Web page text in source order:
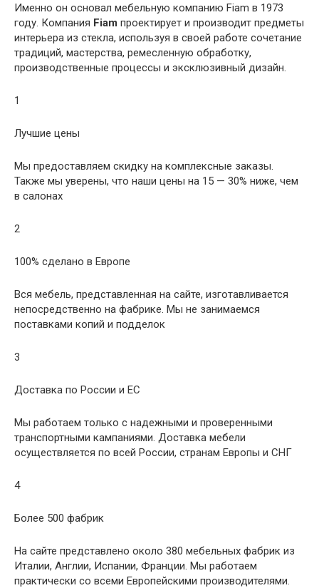
Именно он основал мебельную компанию Fiam в 1973
году. Компания Fiam проектирует и производит предметы
интерьера из стекла, используя в своей работе сочетание
традиций, мастерства, ремесленную обработку,
производственные процессы и эксклюзивный дизайн.
1
Лучшие цены
Мы предоставляем скидку на комплексные заказы.
Также мы уверены, что наши цены на 15 — 30% ниже, чем
в салонах
2
100% сделано в Европе
Вся мебель, представленная на сайте, изготавливается
непосредственно на фабрике. Мы не занимаемся
поставками копий и подделок
3
Доставка по России и ЕС
Мы работаем только с надежными и проверенными
транспортными кампаниями. Доставка мебели
осуществляется по всей России, странам Европы и СНГ
4
Более 500 фабрик
На сайте представлено около 380 мебельных фабрик из
Италии, Англии, Испании, Франции. Мы работаем
практически со всеми Европейскими производителями.